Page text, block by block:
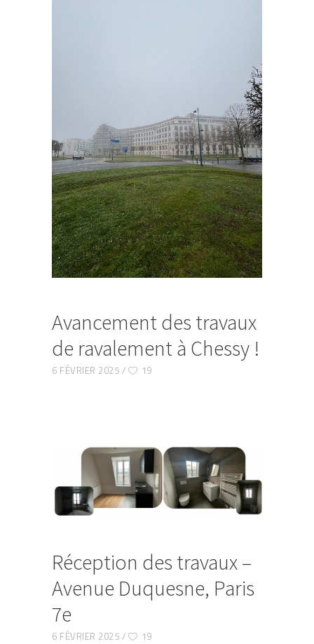
Avancement des travaux
de ravalement à Chessy !
6 FÉVRIER 2025 19
Réception des travaux –
Avenue Duquesne, Paris
7e
6 FÉVRIER 2025 19